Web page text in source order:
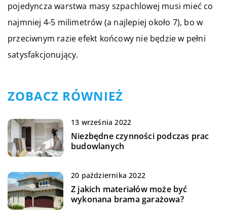
pojedyncza warstwa masy szpachlowej musi mieć co
najmniej 4-5 milimetrów (a najlepiej około 7), bo w
przeciwnym razie efekt końcowy nie będzie w pełni
satysfakcjonujący.
ZOBACZ RÓWNIEŻ
13 września 2022
Niezbędne czynności podczas prac
budowlanych
20 października 2022
Z jakich materiałów może być
wykonana brama garażowa?